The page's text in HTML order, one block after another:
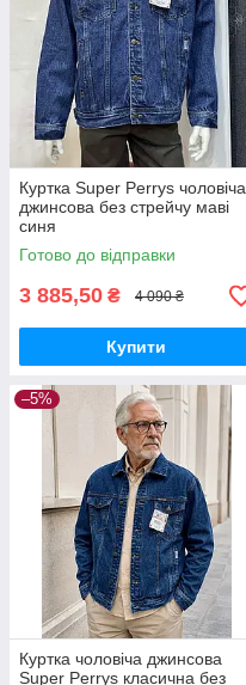
Куртка Super Perrys чоловіча
джинсова без стрейчу маві
синя
Готово до відправки
3 885,50 ₴ 4 090 ₴
Купити
–5%
Куртка чоловіча джинсова
Super Perrys класична без